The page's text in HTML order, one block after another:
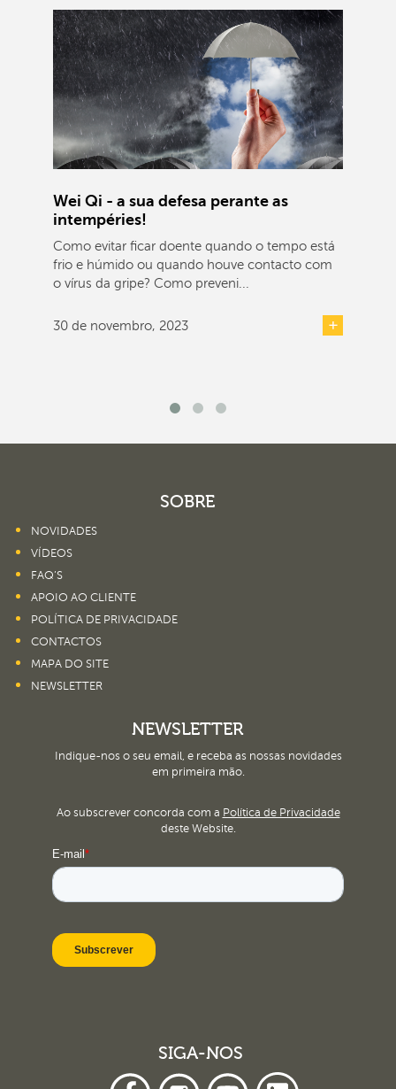
Wei Qi - a sua defesa perante as
intempéries!
Como evitar ficar doente quando o tempo está
frio e húmido ou quando houve contacto com
o vírus da gripe? Como preveni...
30 de novembro, 2023
SOBRE
NOVIDADES
VÍDEOS
FAQ’S
APOIO AO CLIENTE
POLÍTICA DE PRIVACIDADE
CONTACTOS
MAPA DO SITE
NEWSLETTER
NEWSLETTER
Indique-nos o seu email, e receba as nossas novidades
em primeira mão.
Ao subscrever concorda com a Política de Privacidade
deste Website.
SIGA-NOS